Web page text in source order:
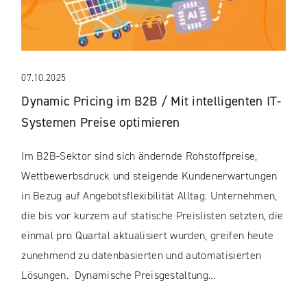
07.10.2025
Dynamic Pricing im B2B / Mit intelligenten IT-
Systemen Preise optimieren
Im B2B-Sektor sind sich ändernde Rohstoffpreise,
Wettbewerbsdruck und steigende Kundenerwartungen
in Bezug auf Angebotsflexibilität Alltag. Unternehmen,
die bis vor kurzem auf statische Preislisten setzten, die
einmal pro Quartal aktualisiert wurden, greifen heute
zunehmend zu datenbasierten und automatisierten
Lösungen. Dynamische Preisgestaltung...